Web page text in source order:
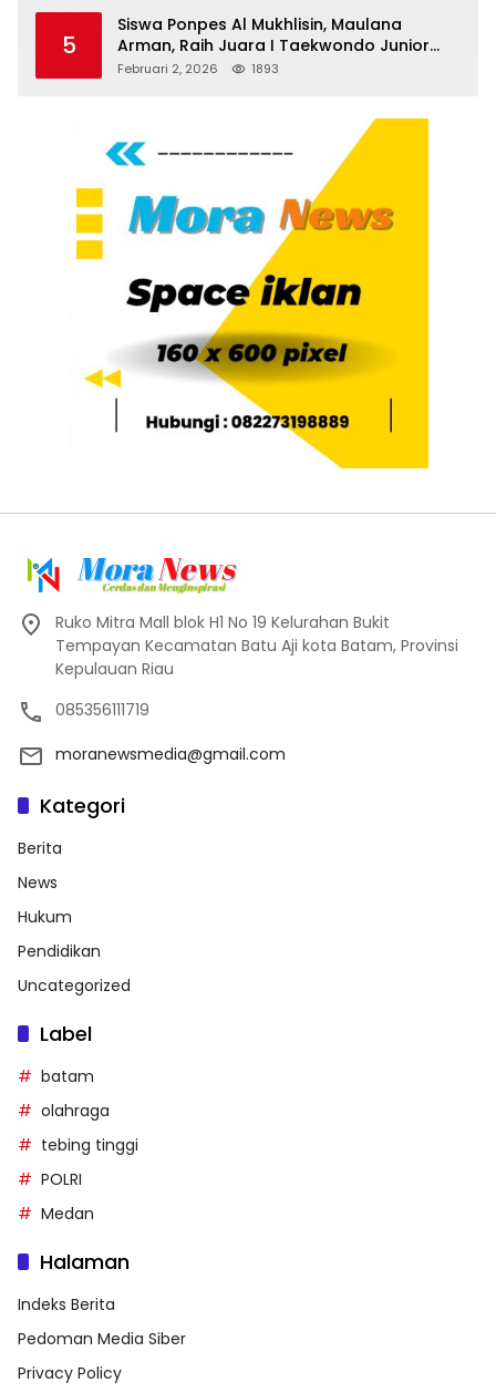
5
Siswa Ponpes Al Mukhlisin, Maulana
Arman, Raih Juara I Taekwondo Junior
Putra di Riau National Championship 2026
Februari 2, 2026 1893
Ruko Mitra Mall blok H1 No 19 Kelurahan Bukit
Tempayan Kecamatan Batu Aji kota Batam, Provinsi
Kepulauan Riau
085356111719
moranewsmedia@gmail.com
Kategori
Berita
News
Hukum
Pendidikan
Uncategorized
Label
batam
olahraga
tebing tinggi
POLRI
Medan
Halaman
Indeks Berita
Pedoman Media Siber
Privacy Policy